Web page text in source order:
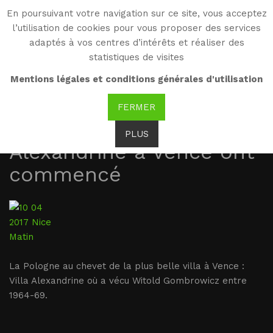
En poursuivant votre navigation sur ce site, vous acceptez
l’utilisation de cookies pour vous proposer des services
adaptés à vos centres d’intérêts et réaliser des
statistiques de visites
Mentions légales et conditions générales d'utilisation
FERMER
PLUS
WG
Witold Gombrowicz
10.04.2017 Nice-Matin :
Les travaux de la
rénovation de la Villa
Alexandrine à Vence ont
commencé
La Pologne au chevet de la plus belle villa à Vence :
Villa Alexandrine où a vécu Witold Gombrowicz entre
1964-69.